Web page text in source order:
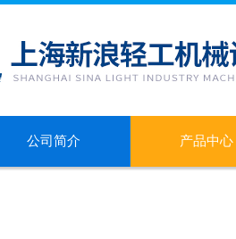
公司简介 产品中心